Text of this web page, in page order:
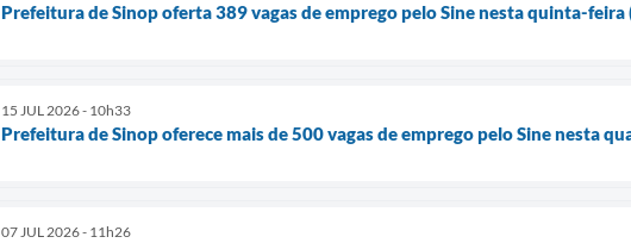
Prefeitura de Sinop oferta 389 vagas de emprego pelo Sine nesta quinta-feira
15 JUL 2026 - 10h33
Prefeitura de Sinop oferece mais de 500 vagas de emprego pelo Sine nesta
07 JUL 2026 - 11h26